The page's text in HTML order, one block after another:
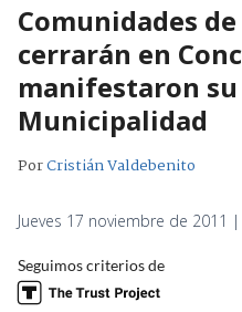
Comunidades
cerrarán en
manifestaron
Municipalidad
PorCristián Valdebenito
Jueves 17 noviembre de 2011
Seguimos criterios de